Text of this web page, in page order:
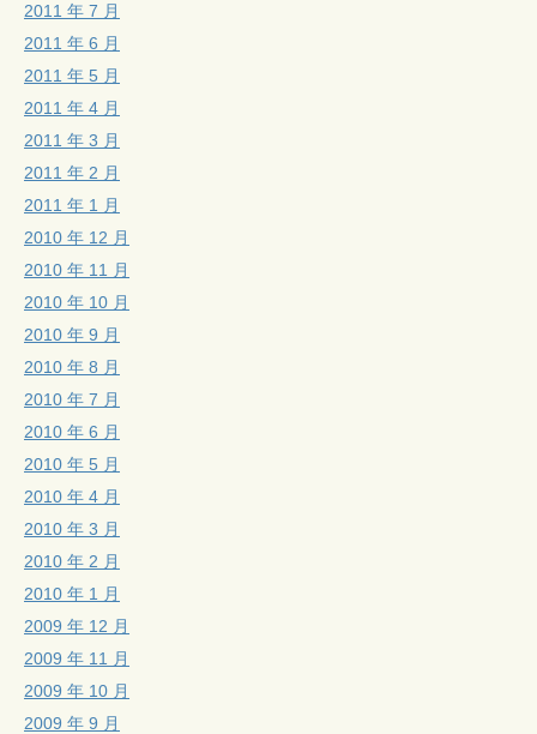
2011 年 7 月
2011 年 6 月
2011 年 5 月
2011 年 4 月
2011 年 3 月
2011 年 2 月
2011 年 1 月
2010 年 12 月
2010 年 11 月
2010 年 10 月
2010 年 9 月
2010 年 8 月
2010 年 7 月
2010 年 6 月
2010 年 5 月
2010 年 4 月
2010 年 3 月
2010 年 2 月
2010 年 1 月
2009 年 12 月
2009 年 11 月
2009 年 10 月
2009 年 9 月